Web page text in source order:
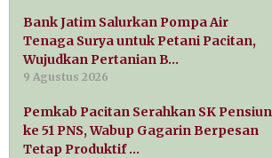
Bank Jatim Salurkan Pompa Air
Tenaga Surya untuk Petani Pacitan,
Wujudkan Pertanian B…
9 Agustus 2026
Pemkab Pacitan Serahkan SK Pensiun
ke 51 PNS, Wabup Gagarin Berpesan
Tetap Produktif …